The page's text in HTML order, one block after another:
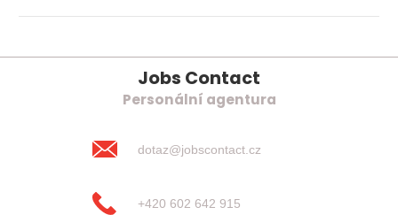
Jobs Contact
Personální agentura
dotaz@jobscontact.cz
+420 602 642 915